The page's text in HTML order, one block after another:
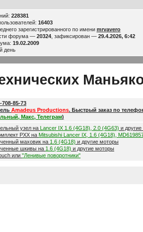
228381
16403
зарегистрированного по имени mrvavero
форума — 20324, зафиксирован — 29.4.2026, 6:42
19.02.2009
день
708-85-73
Amadeus Productions. Быстрый заказ по
Макс, Телеграм)
узел на Lancer IX 1.6 (4G18), 2.0 (4G63) и
РХХ на Mitsubishi Lancer IX, 1.6 (4G18),
маховик на 1.6 (4G18) и другие моторы
шкивы на 1.6 (4G18) и другие моторы
или "Ленивые поворотники"